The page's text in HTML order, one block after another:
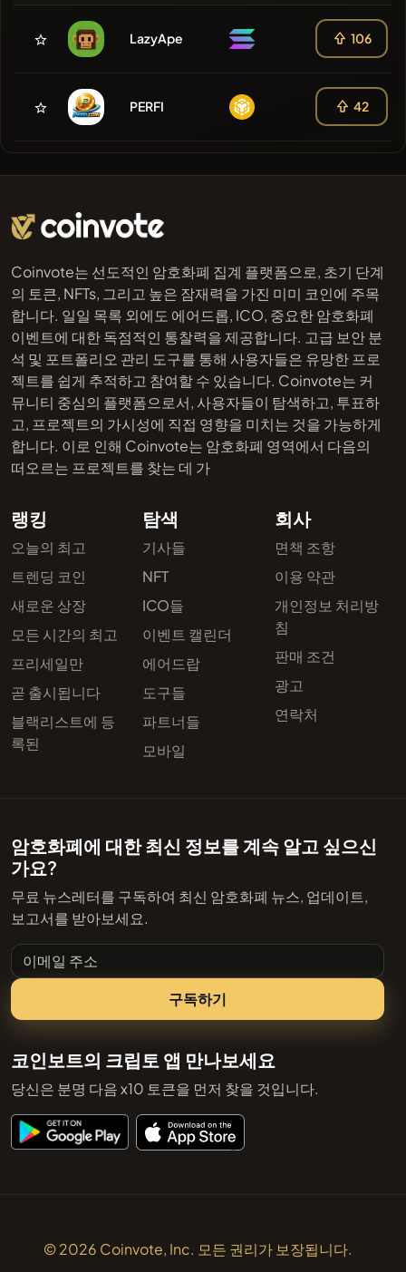
LazyApe 106
PERFI 42
Coinvote는 선도적인 암호화폐 집계 플랫폼으로, 초기 단계
의 토큰, NFTs, 그리고 높은 잠재력을 가진 미미 코인에 주목
합니다. 일일 목록 외에도 에어드롭, ICO, 중요한 암호화폐
이벤트에 대한 독점적인 통찰력을 제공합니다. 고급 보안 분
석 및 포트폴리오 관리 도구를 통해 사용자들은 유망한 프로
젝트를 쉽게 추적하고 참여할 수 있습니다. Coinvote는 커
뮤니티 중심의 플랫폼으로서, 사용자들이 탐색하고, 투표하
고, 프로젝트의 가시성에 직접 영향을 미치는 것을 가능하게
합니다. 이로 인해 Coinvote는 암호화폐 영역에서 다음의
떠오르는 프로젝트를 찾는 데 가
랭킹
오늘의 최고
트렌딩 코인
새로운 상장
모든 시간의 최고
프리세일만
곧 출시됩니다
블랙리스트에 등
록된
탐색
기사들
NFT
ICO들
이벤트 캘린더
에어드랍
도구들
파트너들
모바일
회사
면책 조항
이용 약관
개인정보 처리방
침
판매 조건
광고
연락처
암호화폐에 대한 최신 정보를 계속 알고 싶으신
가요?
무료 뉴스레터를 구독하여 최신 암호화폐 뉴스, 업데이트,
보고서를 받아보세요.
이메일 주소
구독하기
코인보트의 크립토 앱 만나보세요
당신은 분명 다음 x10 토큰을 먼저 찾을 것입니다.
© 2026 Coinvote, Inc. 모든 권리가 보장됩니다.